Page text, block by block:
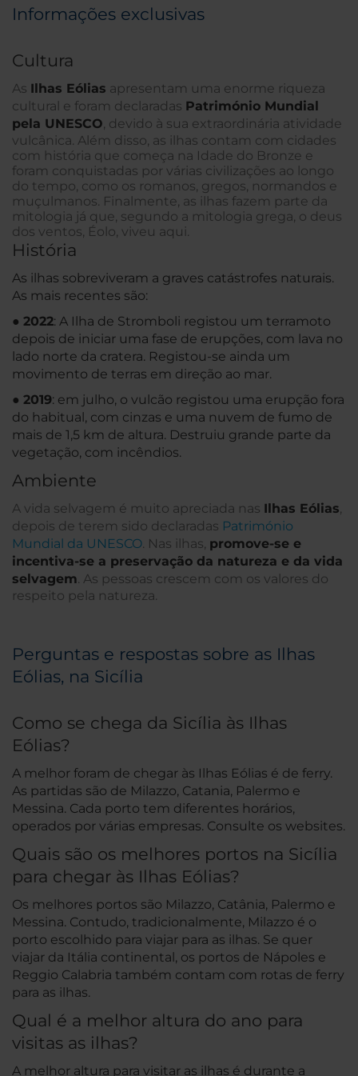
Informações exclusivas
Cultura
As Ilhas Eólias apresentam uma enorme riqueza
cultural e foram declaradas Património Mundial
pela UNESCO, devido à sua extraordinária atividade
vulcânica. Além disso, as ilhas contam com cidades
com história que começa na Idade do Bronze e
foram conquistadas por várias civilizações ao longo
do tempo, como os romanos, gregos, normandos e
muçulmanos. Finalmente, as ilhas fazem parte da
mitologia já que, segundo a mitologia grega, o deus
dos ventos, Éolo, viveu aqui.
História
As ilhas sobreviveram a graves catástrofes naturais.
As mais recentes são:
● 2022: A Ilha de Stromboli registou um terramoto
depois de iniciar uma fase de erupções, com lava no
lado norte da cratera. Registou-se ainda um
movimento de terras em direção ao mar.
● 2019: em julho, o vulcão registou uma erupção fora
do habitual, com cinzas e uma nuvem de fumo de
mais de 1,5 km de altura. Destruiu grande parte da
vegetação, com incêndios.
Ambiente
A vida selvagem é muito apreciada nas Ilhas Eólias,
depois de terem sido declaradas Património
Mundial da UNESCO. Nas ilhas, promove-se e
incentiva-se a preservação da natureza e da vida
selvagem. As pessoas crescem com os valores do
respeito pela natureza.
Perguntas e respostas sobre as Ilhas
Eólias, na Sicília
Como se chega da Sicília às Ilhas
Eólias?
A melhor foram de chegar às Ilhas Eólias é de ferry.
As partidas são de Milazzo, Catania, Palermo e
Messina. Cada porto tem diferentes horários,
operados por várias empresas. Consulte os websites.
Quais são os melhores portos na Sicília
para chegar às Ilhas Eólias?
Os melhores portos são Milazzo, Catânia, Palermo e
Messina. Contudo, tradicionalmente, Milazzo é o
porto escolhido para viajar para as ilhas. Se quer
viajar da Itália continental, os portos de Nápoles e
Reggio Calabria também contam com rotas de ferry
para as ilhas.
Qual é a melhor altura do ano para
visitas as ilhas?
A melhor altura para visitar as ilhas é durante a